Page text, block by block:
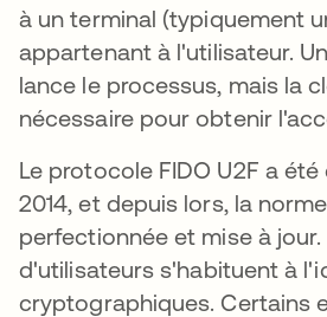
à un terminal (typiquement
appartenant à l'utilisateur.
lance le processus, mais la
nécessaire pour obtenir
Le protocole FIDO U2F a
2014, et depuis lors, la
perfectionnée et mise à
d'utilisateurs s'habituent à
cryptographiques. Certains